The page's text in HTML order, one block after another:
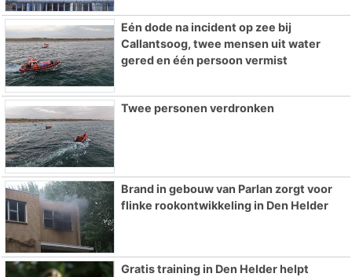
Eén dode na incident op zee bij
Callantsoog, twee mensen uit water
gered en één persoon vermist
Twee personen verdronken
Brand in gebouw van Parlan zorgt voor
flinke rookontwikkeling in Den Helder
Gratis training in Den Helder helpt